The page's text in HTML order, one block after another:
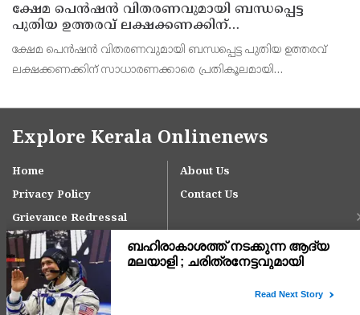
ക്ഷേമ പെൻഷൻ വിതരണവുമായി ബന്ധപ്പെട്ട
പുതിയ ഉത്തരവ് ലക്ഷക്കണക്കിന്
സാധാരണക്കാരെ പ്രതികൂലമായി ബാധിക്കും ;
കെ.എൻ. ബാലഗോപാൽ
ക്ഷേമ പെൻഷൻ വിതരണവുമായി ബന്ധപ്പെട്ട പുതിയ ഉത്തരവ്
ലക്ഷക്കണക്കിന് സാധാരണക്കാരെ പ്രതികൂലമായി
Explore Kerala Onlinenews
Home
About Us
Privacy Policy
Contact Us
Grievance Redressal